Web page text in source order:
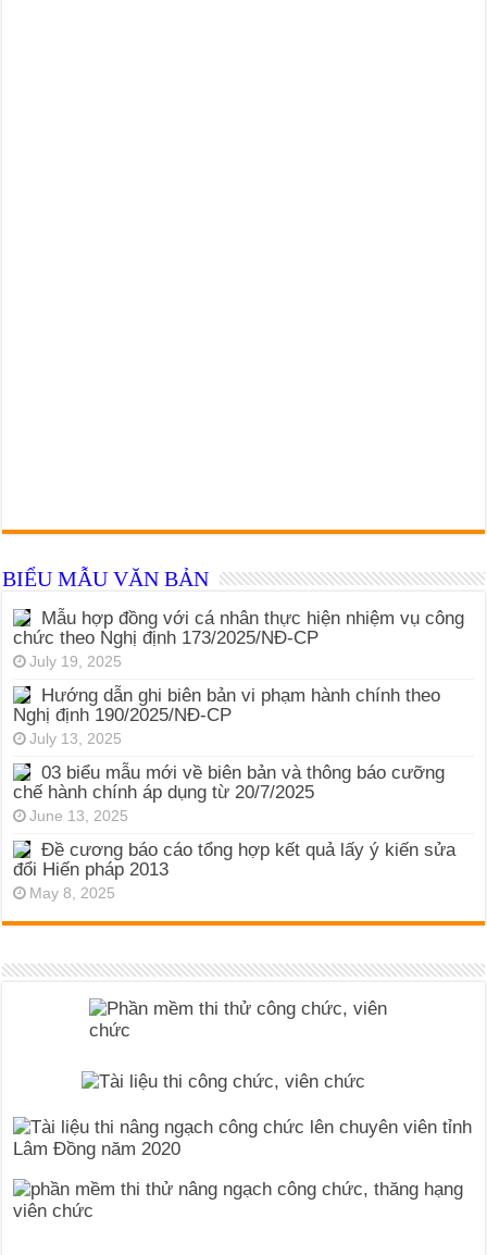
BIỂU MẪU VĂN BẢN
Mẫu hợp đồng với cá nhân thực hiện nhiệm vụ công
chức theo Nghị định 173/2025/NĐ-CP
July 19, 2025
Hướng dẫn ghi biên bản vi phạm hành chính theo
Nghị định 190/2025/NĐ-CP
July 13, 2025
03 biểu mẫu mới về biên bản và thông báo cưỡng
chế hành chính áp dụng từ 20/7/2025
June 13, 2025
Đề cương báo cáo tổng hợp kết quả lấy ý kiến sửa
đổi Hiến pháp 2013
May 8, 2025